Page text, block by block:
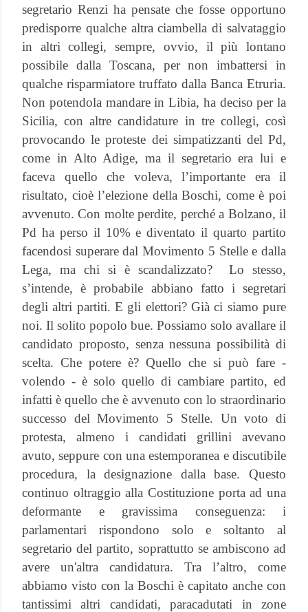
segretario Renzi ha pensate che fosse opportuno
predisporre qualche altra ciambella di salvataggio
in altri collegi, sempre, ovvio, il più lontano
possibile dalla Toscana, per non imbattersi in
qualche risparmiatore truffato dalla Banca Etruria.
Non potendola mandare in Libia, ha deciso per la
Sicilia, con altre candidature in tre collegi, così
provocando le proteste dei simpatizzanti del Pd,
come in Alto Adige, ma il segretario era lui e
faceva quello che voleva, l’importante era il
risultato, cioè l’elezione della Boschi, come è poi
avvenuto. Con molte perdite, perché a Bolzano, il
Pd ha perso il 10% e diventato il quarto partito
facendosi superare dal Movimento 5 Stelle e dalla
Lega, ma chi si è scandalizzato?
Lo stesso,
s’intende, è probabile abbiano fatto i segretari
degli altri partiti. E gli elettori? Già ci siamo pure
noi. Il solito popolo bue. Possiamo solo avallare il
candidato proposto, senza nessuna possibilità di
scelta. Che potere è? Quello che si può fare -
volendo - è solo quello di cambiare partito, ed
infatti è quello che è avvenuto con lo straordinario
successo del Movimento 5 Stelle. Un voto di
protesta, almeno i candidati grillini avevano
avuto, seppure con una estemporanea e discutibile
procedura, la designazione dalla base. Questo
continuo oltraggio alla Costituzione porta ad una
deformante e gravissima conseguenza: i
parlamentari rispondono solo e soltanto al
segretario del partito, soprattutto se ambiscono ad
avere un'altra candidatura. Tra l’altro, come
abbiamo visto con la Boschi è capitato anche con
tantissimi altri candidati, paracadutati in zone